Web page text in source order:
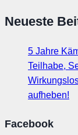
Neueste
5 Jahre
Teilhabe,
aufheben!
Facebook